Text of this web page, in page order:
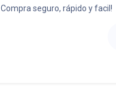
Compra seguro, rápido y facil!